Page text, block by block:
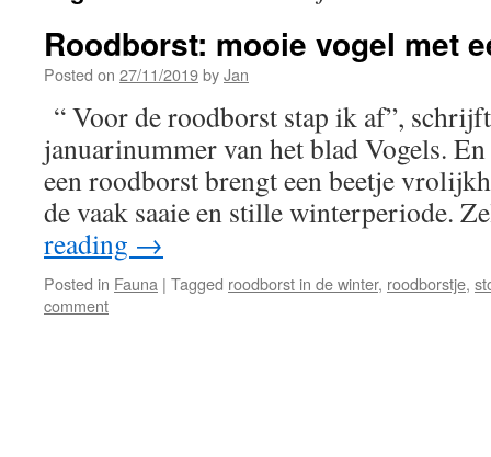
Roodborst: mooie vogel met
Posted on 27/11/2019byJan
“ Voor de roodborst stap ik af”,
januarinummer van het blad Vogels.
een roodborst brengt een beetje
de vaak saaie en stille winterperiode.
reading →
Posted in Fauna | Tagged roodborst in de winter, roodborstje,
comment